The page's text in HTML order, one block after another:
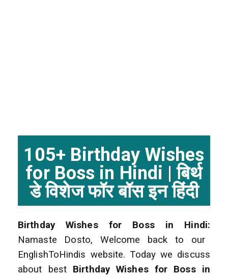
105+ Birthday Wishes
for Boss in Hindi | बिर्थ
डे विशेज फॉर बॉस इन हिंदी
Birthday Wishes for Boss in Hindi:
Namaste Dosto, Welcome back to our
EnglishToHindis website. Today we discuss
about best Birthday Wishes for Boss in